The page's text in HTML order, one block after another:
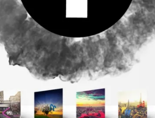
Ferry Maat interview
Jingle Awards
Jingle NIEUW
Omroepbanden
Stoomfluit Klaas
Vaak
Uitvinding
jinglecassette
Dik
foto’s